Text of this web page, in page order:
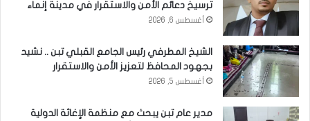
ترسيخ دعائم الأمن والاستقرار في مدينة إنماء
أغسطس 6, 2026
الشيخ المطرفي رئيس الجامع القبلي تبن .. نشيد
بجهود المحافظ لتعزيز الأمن والاستقرار
أغسطس 5, 2026
مدير عام تبن يبحث مع منظمة الإغاثة الدولية